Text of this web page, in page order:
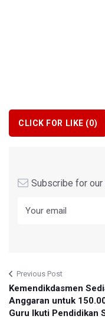
CLICK FOR LIKE (0)
Subscribe for
Previous Post
Kemendikdasmen
Anggaran untuk
Guru Ikuti Pendidikan